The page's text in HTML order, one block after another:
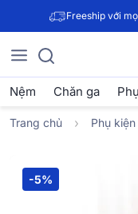
Freeship với
Nệm Chăn ga
Trang chủ Phụ kiện
-5%